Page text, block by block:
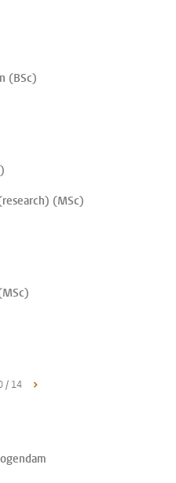
(BSc)
(MSc)
/ 14